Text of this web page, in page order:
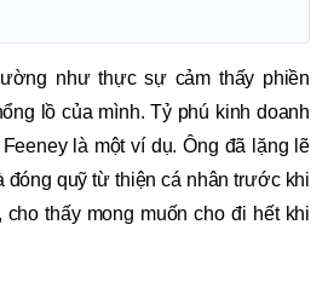
như thực sự cảm thấy phiền
lồ của mình. Tỷ phú kinh doanh
là một ví dụ. Ông đã lặng lẽ
đóng quỹ từ thiện cá nhân trước khi
thấy mong muốn cho đi hết khi